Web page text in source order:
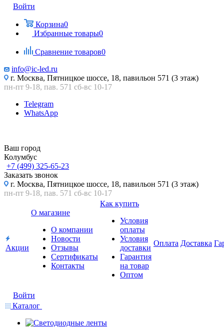
Войти
Корзина0
Избранные товары0
Сравнение товаров0
info@ic-led.ru
г. Москва, Пятницкое шоссе, 18, павильон 571 (3 этаж)
пн-пт 9-18, пав. 571 сб-вс 10-17
Telegram
WhatsApp
Ваш город
Колумбус
+7 (499) 325-65-23
Заказать звонок
г. Москва, Пятницкое шоссе, 18, павильон 571 (3 этаж)
пн-пт 9-18, пав. 571 сб-вс 10-17
Акции
О магазине
О компании
Новости
Отзывы
Сертификаты
Контакты
Как купить
Условия
оплаты
Условия
доставки
Гарантия
на товар
Оптом
Оплата Доставка
Войти
Каталог